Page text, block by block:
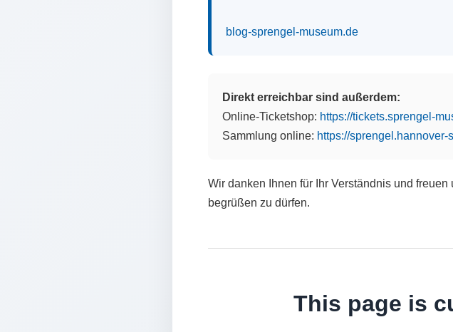
blog-sprengel-museum.de
Direkt erreichbar sind außerdem:
Online-Ticketshop: https://tickets.sprengel-
Sammlung online: https://sprengel.hannover-
Wir danken Ihnen für Ihr Verständnis und
begrüßen zu dürfen.
This page is